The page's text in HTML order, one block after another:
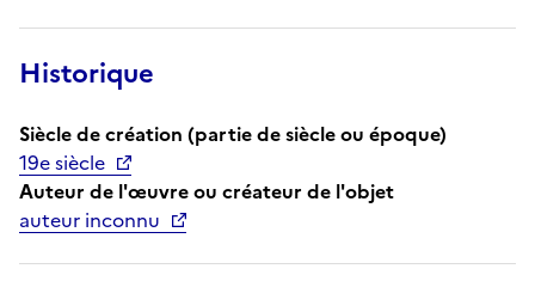
Historique
Siècle de création (partie de siècle ou époque)
19e siècle
Auteur de l'œuvre ou créateur de l'objet
auteur inconnu